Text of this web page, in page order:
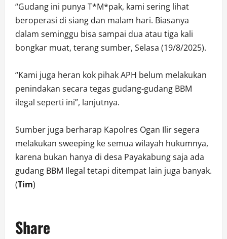
“Gudang ini punya T*M*pak, kami sering lihat
beroperasi di siang dan malam hari. Biasanya
dalam seminggu bisa sampai dua atau tiga kali
bongkar muat, terang sumber, Selasa (19/8/2025).
“Kami juga heran kok pihak APH belum melakukan
penindakan secara tegas gudang-gudang BBM
ilegal seperti ini”, lanjutnya.
Sumber juga berharap Kapolres Ogan Ilir segera
melakukan sweeping ke semua wilayah hukumnya,
karena bukan hanya di desa Payakabung saja ada
gudang BBM Ilegal tetapi ditempat lain juga banyak.
(Tim)
Share